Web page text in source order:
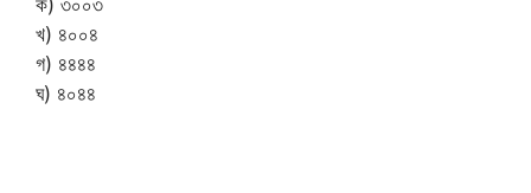
খ) ৪০০৪
গ) ৪৪৪৪
ঘ) ৪০৪৪